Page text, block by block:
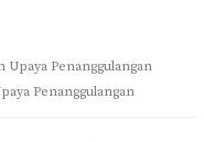
Penanggulangan